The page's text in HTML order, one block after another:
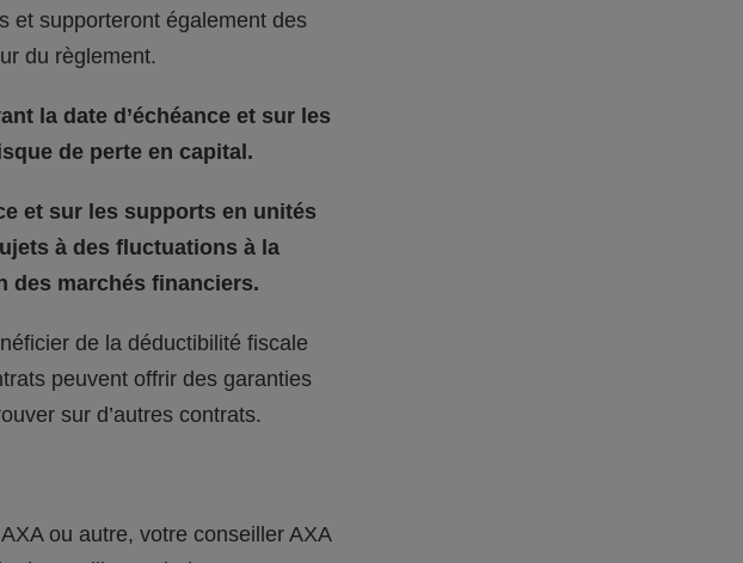
et supporteront également des
du règlement.
la date d’échéance et sur les
de perte en capital.
et sur les supports en unités
à des fluctuations à la
des marchés financiers.
de la déductibilité fiscale
peuvent offrir des garanties
sur d’autres contrats.
ou autre, votre conseiller AXA